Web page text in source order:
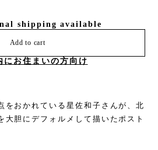
shipping available
Add to cart
にお住まいの方向け
をおかれている星佐和子さんが、北
大胆にデフォルメして描いたポスト